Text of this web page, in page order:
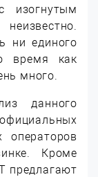
изогнутым
ни единого
время как
много.
данного
операторов
Кроме
предлагают